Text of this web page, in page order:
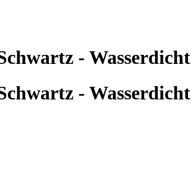
- Wasserdicht
- Wasserdicht